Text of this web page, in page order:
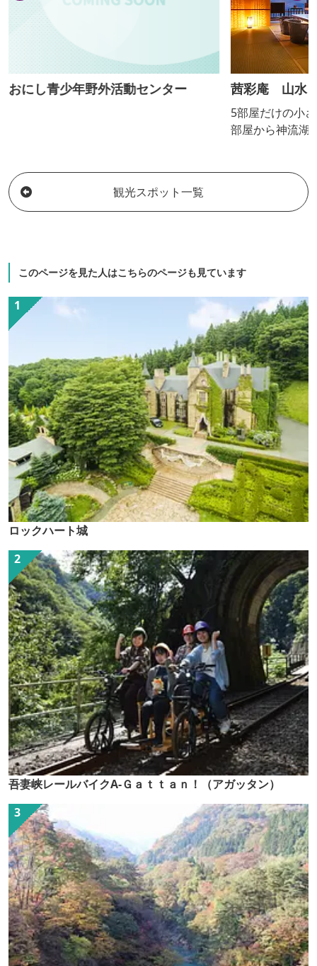
おにし青少年野外活動センター 茜彩庵 山水
5部屋だけの小
部屋から神流湖
観光スポット一覧
このページを見た人はこちらのページも見ています
ロックハート城
吾妻峡レールバイクA-Ｇａｔｔａｎ！（アガッタン）